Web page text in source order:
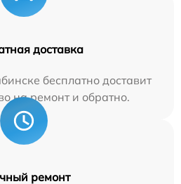
доставка
бесплатно доставит
на ремонт и обратно.
ремонт